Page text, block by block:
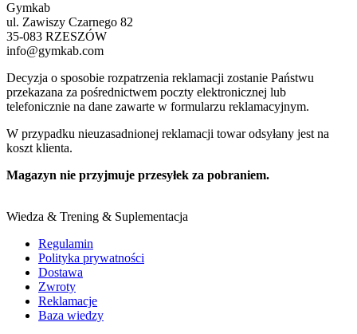
Gymkab
ul. Zawiszy Czarnego 82
35-083 RZESZÓW
info@gymkab.com
Decyzja o sposobie rozpatrzenia reklamacji zostanie Państwu
przekazana za pośrednictwem poczty elektronicznej lub
telefonicznie na dane zawarte w formularzu reklamacyjnym.
W przypadku nieuzasadnionej reklamacji towar odsyłany jest na
koszt klienta.
Magazyn nie przyjmuje przesyłek za pobraniem.
Wiedza & Trening & Suplementacja
Regulamin
Polityka prywatności
Dostawa
Zwroty
Reklamacje
Baza wiedzy